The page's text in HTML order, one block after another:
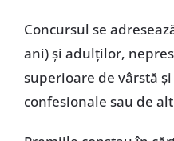
Concursul se
ani) și adulților,
superioare de vârstă
confesionale sau de